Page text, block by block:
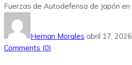
Hernan Morales abril 17, 2026
Comments (0)